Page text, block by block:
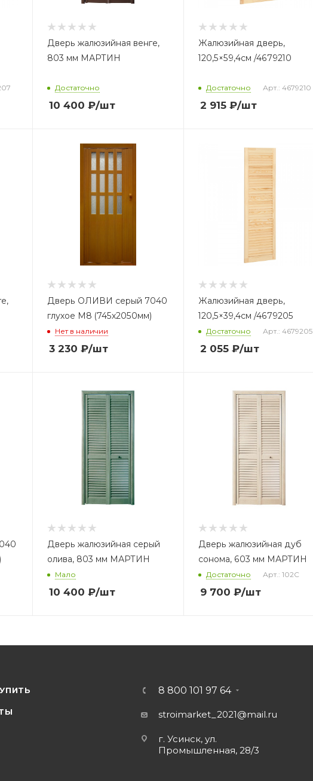
Дверь жалюзийная венге,
803 мм МАРТИН
Достаточно
10 400 ₽/шт
Жалюзийная дверь,
120,5×59,4см /4679210
Достаточно Арт.: 4679210
2 915 ₽/шт
Дверь ОЛИВИ серый 7040
глухое М8 (745х2050мм)
Нет в наличии
3 230 ₽/шт
Жалюзийная дверь,
120,5×39,4см /4679205
Достаточно Арт.: 4679205
2 055 ₽/шт
Дверь жалюзийная серый
олива, 803 мм МАРТИН
Мало
10 400 ₽/шт
Дверь жалюзийная дуб
сонома, 603 мм МАРТИН
Достаточно Арт.: 102С
9 700 ₽/шт
8 800 101 97 64
stroimarket_2021@mail.ru
г. Усинск, ул.
Промышленная, 28/3